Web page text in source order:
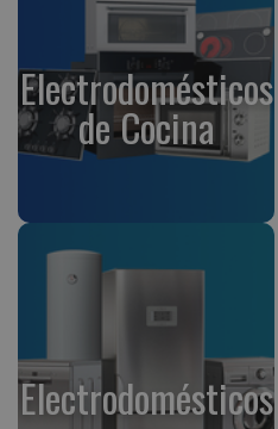
Electrodomésticos
de Cocina
Electrodomésticos